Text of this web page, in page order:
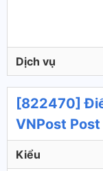
Dịch vụ
[822470]
VNPost
Kiểu